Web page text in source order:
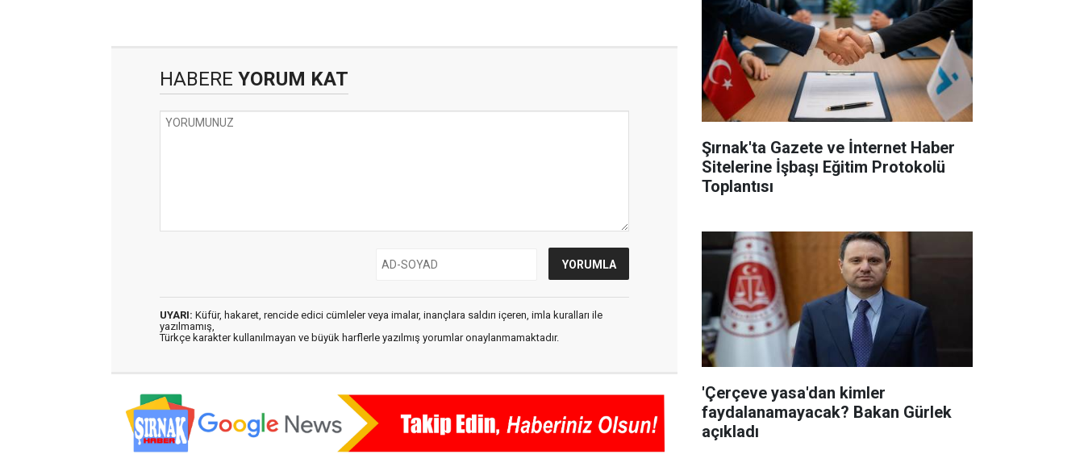
HABERE YORUM KAT
UYARI: Küfür, hakaret, rencide edici cümleler veya imalar, inançlara saldırı içeren, imla kuralları ile
yazılmamış,
Türkçe karakter kullanılmayan ve büyük harflerle yazılmış yorumlar onaylanmamaktadır.
Şırnak'ta Gazete ve İnternet Haber
Sitelerine İşbaşı Eğitim Protokolü
Toplantısı
'Çerçeve yasa'dan kimler
faydalanamayacak? Bakan Gürlek
açıkladı